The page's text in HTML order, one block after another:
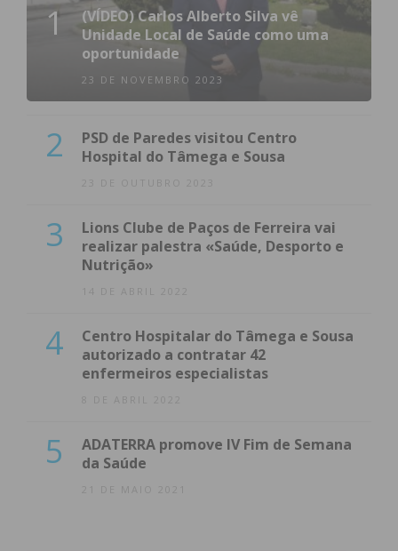
1
(VÍDEO) Carlos Alberto Silva vê
Unidade Local de Saúde como uma
oportunidade
23 DE NOVEMBRO 2023
2
PSD de Paredes visitou Centro
Hospital do Tâmega e Sousa
23 DE OUTUBRO 2023
3
Lions Clube de Paços de Ferreira vai
realizar palestra «Saúde, Desporto e
Nutrição»
14 DE ABRIL 2022
4
Centro Hospitalar do Tâmega e Sousa
autorizado a contratar 42
enfermeiros especialistas
8 DE ABRIL 2022
5
ADATERRA promove IV Fim de Semana
da Saúde
21 DE MAIO 2021